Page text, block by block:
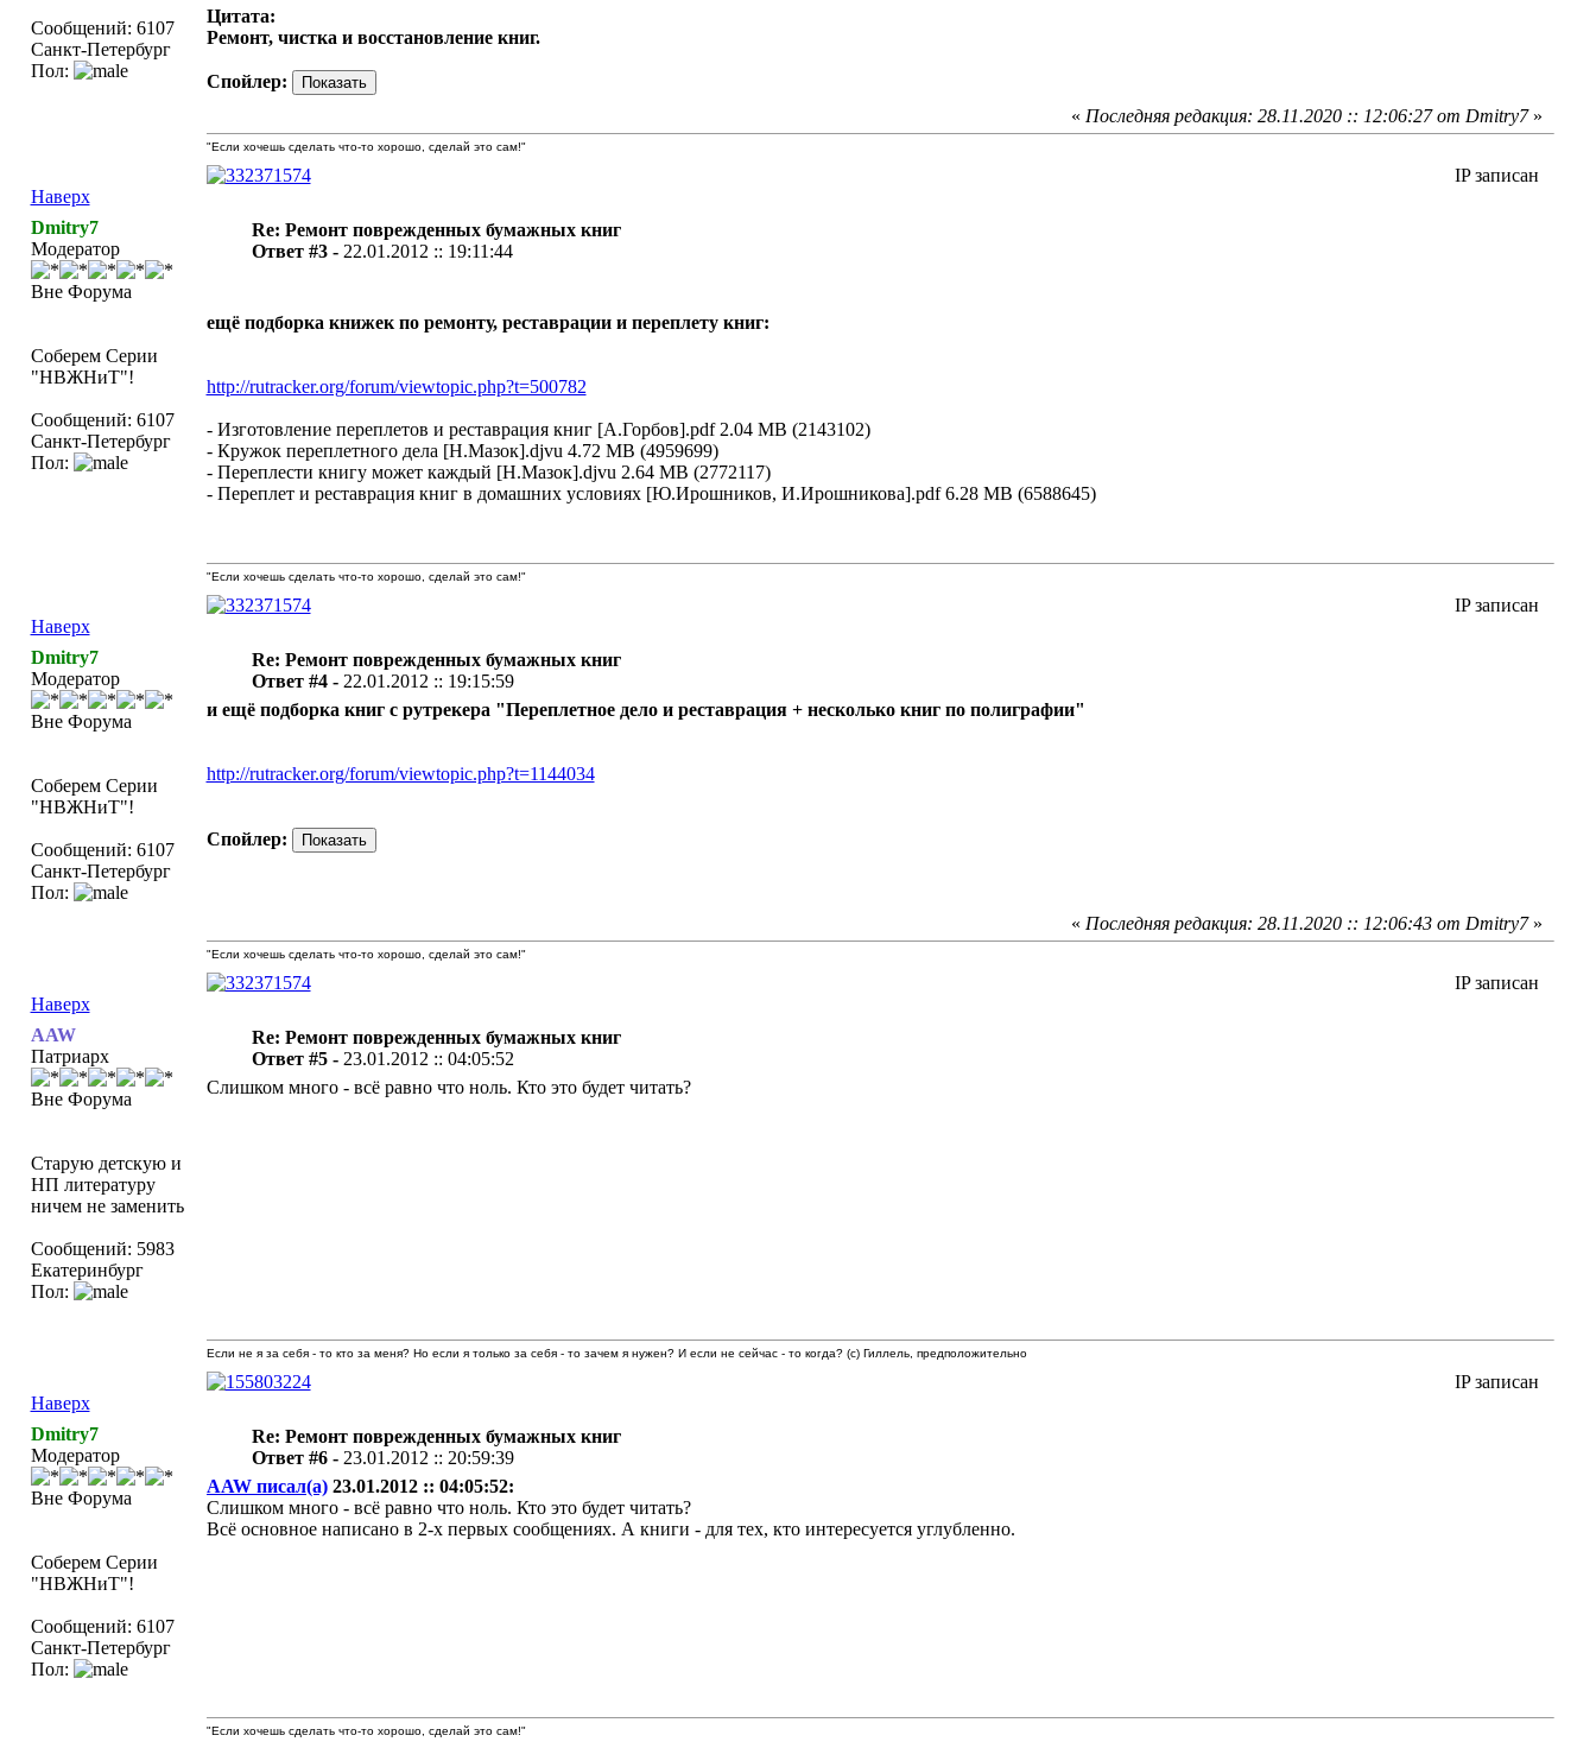
Сообщений: 6107
Санкт-Петербург
Пол:
Цитата:
Ремонт, чистка и восстановление книг.
Спойлер:
Наверх
« Последняя редакция: 28.11.2020 :: 12:06:27 от Dmitry7»
"Если хочешь сделать что-то хорошо, сделай это сам!"
IP записан
Dmitry7
Модератор
Вне Форума
Соберем Серии
"НВЖНиТ"!
Сообщений: 6107
Санкт-Петербург
Пол:
Re: Ремонт поврежденных бумажных книг
Ответ #3 - 22.01.2012 :: 19:11:44
ещё подборка книжек по ремонту, реставрации и переплету книг:
http://rutracker.org/forum/viewtopic.php?t=500782
- Изготовление переплетов и реставрация книг [А.Горбов].pdf 2.04 MB (2143102)
- Кружок переплетного дела [Н.Мазок].djvu 4.72 MB (4959699)
- Переплести книгу может каждый [Н.Мазок].djvu 2.64 MB (2772117)
- Переплет и реставрация книг в домашних условиях [Ю.Ирошников, И.Ирошникова].pdf 6.28 MB (6588645)
Наверх
"Если хочешь сделать что-то хорошо, сделай это сам!"
IP записан
Dmitry7
Модератор
Вне Форума
Соберем Серии
"НВЖНиТ"!
Сообщений: 6107
Санкт-Петербург
Пол:
Re: Ремонт поврежденных бумажных книг
Ответ #4 - 22.01.2012 :: 19:15:59
и ещё подборка книг с рутрекера "Переплетное дело и реставрация + несколько книг по полиграфии"
http://rutracker.org/forum/viewtopic.php?t=1144034
Спойлер:
Наверх
« Последняя редакция: 28.11.2020 :: 12:06:43 от Dmitry7»
"Если хочешь сделать что-то хорошо, сделай это сам!"
IP записан
AAW
Патриарх
Вне Форума
Старую детскую и
НП литературу
ничем не заменить
Сообщений: 5983
Екатеринбург
Пол:
Re: Ремонт поврежденных бумажных книг
Ответ #5 - 23.01.2012 :: 04:05:52
Слишком много - всё равно что ноль. Кто это будет читать?
Наверх
Если не я за себя - то кто за меня? Но если я только за себя - то зачем я нужен? И если не сейчас - то когда? (с) Гиллель, предположительно
IP записан
Dmitry7
Модератор
Вне Форума
Соберем Серии
"НВЖНиТ"!
Сообщений: 6107
Санкт-Петербург
Пол:
Re: Ремонт поврежденных бумажных книг
Ответ #6 - 23.01.2012 :: 20:59:39
AAW писал(а)23.01.2012 :: 04:05:52:
Слишком много - всё равно что ноль. Кто это будет читать?
Всё основное написано в 2-х первых сообщениях. А книги - для тех, кто интересуется углубленно.
"Если хочешь сделать что-то хорошо, сделай это сам!"